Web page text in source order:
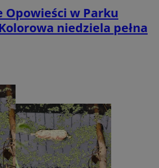
Opowieści w Parku
niedziela pełna